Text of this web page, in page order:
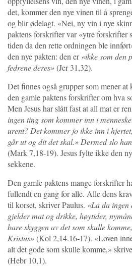
det, kommer den nye vinen til å
og blir ødelagt. «Nei, ny vin i nye
paktens forskrifter var «ytre forskrifter
tiden da den rette ordningen ble
den nye pakten: den er«ikke som den
fedrene deres»(Jer 31,32).
Det finnes også grupper som mener at
den gamle paktens forskrifter om hva
Men Jesus har slått fast at all mat er
ingen ting som kommer inn i
urent? Det kommer jo ikke inn i
går ut og dit det skal.» Dermed slo
(Mark 7,18-19). Jesus fylte ikke den
sekkene.
Den gamle paktens mange forskrifter
fullendt en gang for alle. Alle dens
til korset, skriver Paulus. «La da ingen
gjelder mat og drikke, høytider,
bare skyggen av det som skulle
Kristus»(Kol 2,14.16-17). «Loven
alt det gode som skulle komme,»
(Hebr 10,1).